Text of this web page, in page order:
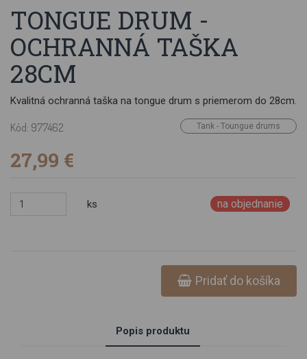
TONGUE DRUM -
OCHRANNÁ TAŠKA
28CM
Kvalitná ochranná taška na tongue drum s priemerom do 28cm.
Kód: 977462 Tank - Toungue drums
27,99 €
ks na objednanie
Pridať do košíka
Popis produktu